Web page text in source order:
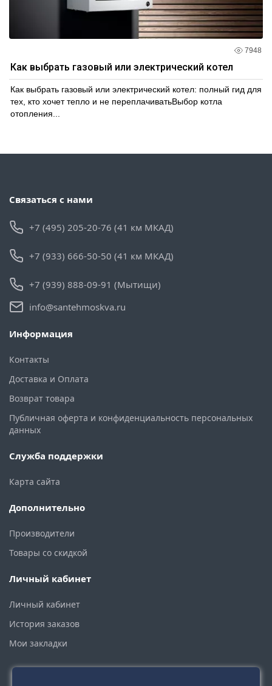
7948
Как выбрать газовый или электрический котел
Как выбрать газовый или электрический котел: полный гид для
тех, кто хочет тепло и не переплачиватьВыбор котла
отопления...
Связаться с нами
+7 (495) 205-20-76 (41 км МКАД)
+7 (933) 666-50-50 (41 км МКАД)
+7 (939) 888-09-91 (Мытищи)
info@santehmoskva.ru
Информация
Контакты
Доставка и Оплата
Возврат товара
Публичная оферта и конфиденциальность персональных
данных
Служба поддержки
Карта сайта
Дополнительно
Производители
Товары со скидкой
Личный кабинет
Личный кабинет
История заказов
Мои закладки